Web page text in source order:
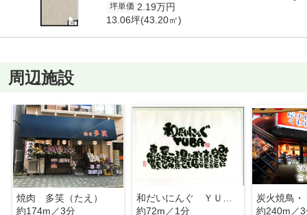
坪単価 2.19万円
13.06坪(43.20㎡)
周辺施設
焼肉 多笑（たえ）
約174m／3分
約72m／1分
約240m／